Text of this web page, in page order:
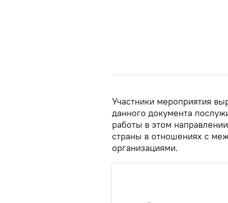
Участники мероприятия
данного документа
работы в этом
страны в отношениях с
организациями.